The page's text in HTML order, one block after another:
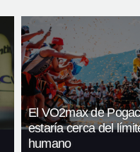
El VO2max de
estaría cerca del
humano